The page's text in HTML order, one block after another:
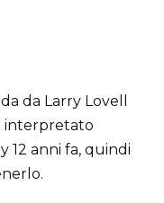
da Larry Lovell
interpretato
12 anni fa, quindi